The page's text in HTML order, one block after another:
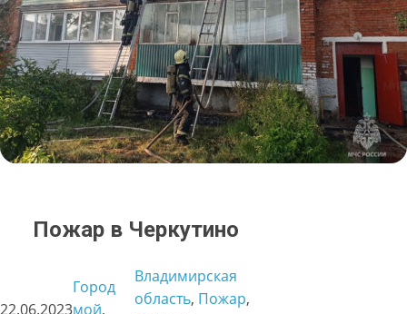
Пожар в Черкутино
22.06.2023
Город
мой
Владимирская
область, Пожар